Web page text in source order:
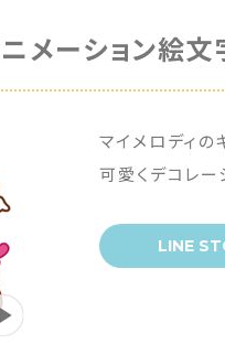
メーション絵文
マイメロディの
可愛くデコレ
LINE